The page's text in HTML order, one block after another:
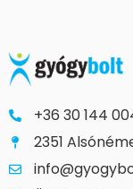
+36 30 144
2351